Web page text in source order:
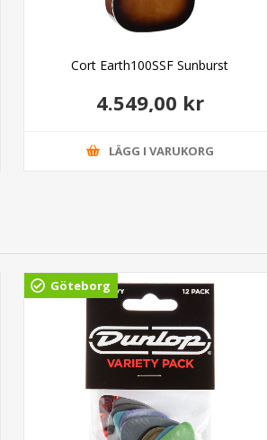
Cort Earth100SSF Sunburst
4.549,00 kr
LÄGG I VARUKORG
Göteborg